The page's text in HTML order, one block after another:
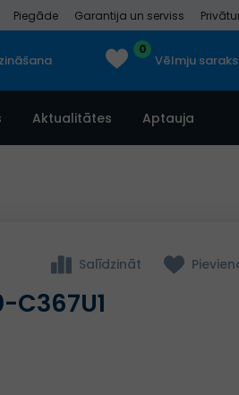
Piegāde Garantija un serviss
0
Vēlmju
Aktualitātes Aptauja
Salīdzināt
C367U1